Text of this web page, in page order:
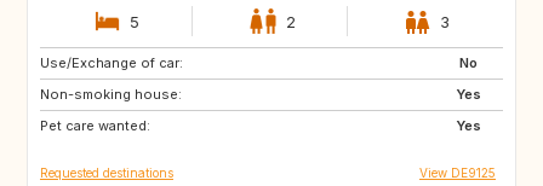
5 2 3
Use/Exchange of car:
No
Non-smoking house:
Yes
Pet care wanted:
Yes
PT
IE
Requested destinations View DE9125